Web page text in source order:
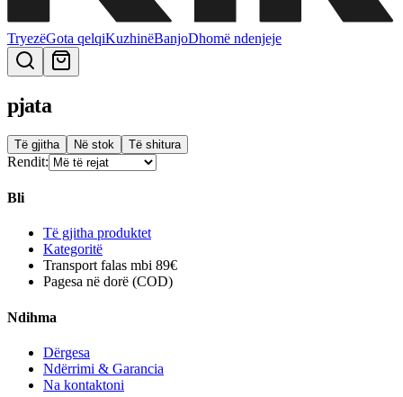
TryezëGota qelqiKuzhinëBanjoDhomë ndenjeje
pjata
Të gjitha Në stok Të shitura
Rendit:
Bli
Të gjitha produktet
Kategoritë
Transport falas mbi 89€
Pagesa në dorë (COD)
Ndihma
Dërgesa
Ndërrimi & Garancia
Na kontaktoni